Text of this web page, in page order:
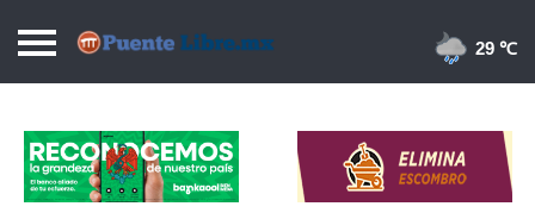
Puentelibre.mx
Local
Nacional
29 ℃